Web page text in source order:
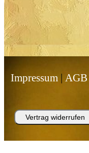
Impressum | AGB
Vertrag widerrufen